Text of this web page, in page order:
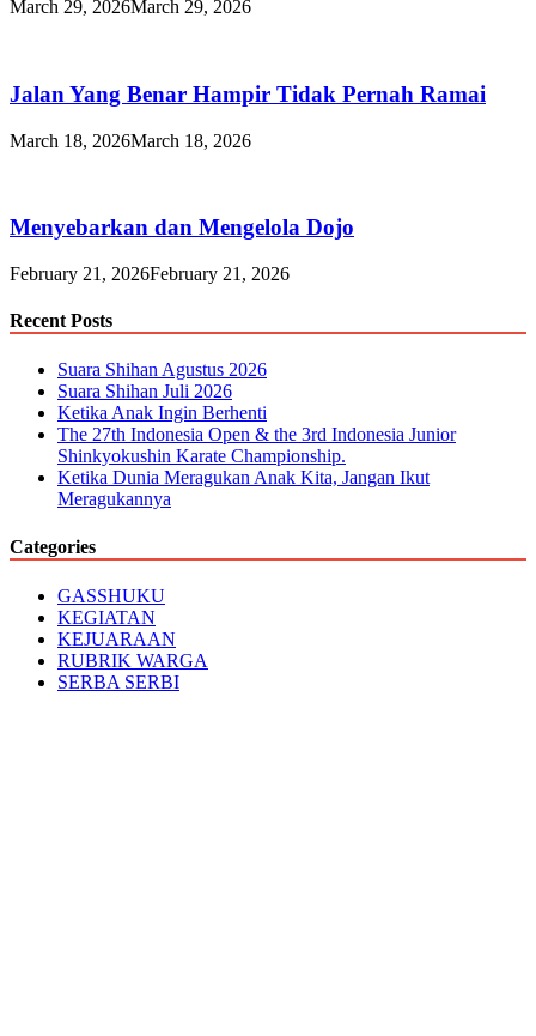
March 29, 2026March 29, 2026
Jalan Yang Benar Hampir Tidak Pernah Ramai
March 18, 2026March 18, 2026
Menyebarkan dan Mengelola Dojo
February 21, 2026February 21, 2026
Recent Posts
Suara Shihan Agustus 2026
Suara Shihan Juli 2026
Ketika Anak Ingin Berhenti
The 27th Indonesia Open & the 3rd Indonesia Junior
Shinkyokushin Karate Championship.
Ketika Dunia Meragukan Anak Kita, Jangan Ikut
Meragukannya
Categories
GASSHUKU
KEGIATAN
KEJUARAAN
RUBRIK WARGA
SERBA SERBI